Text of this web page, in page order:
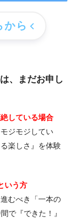
から
、まだお申し
している場合
ジモジしてい
楽しさ』を体験
いう方
むべき「一本の
で『できた！』